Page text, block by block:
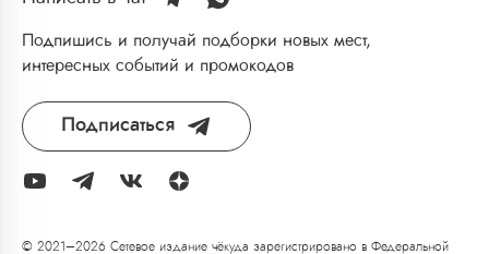
Подпишись и получай подборки новых мест,
интересных событий и промокодов
Подписаться
© 2021–2026 Сетевое издание чёкуда зарегистрировано в Федеральной